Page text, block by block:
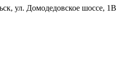
ул. Домодедовское шоссе, 1В